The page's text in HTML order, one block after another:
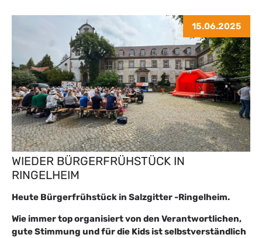
15.06.2025
WIEDER BÜRGERFRÜHSTÜCK IN
RINGELHEIM
Heute Bürgerfrühstück in Salzgitter -Ringelheim.
Wie immer top organisiert von den Verantwortlichen,
gute Stimmung und für die Kids ist selbstverständlich